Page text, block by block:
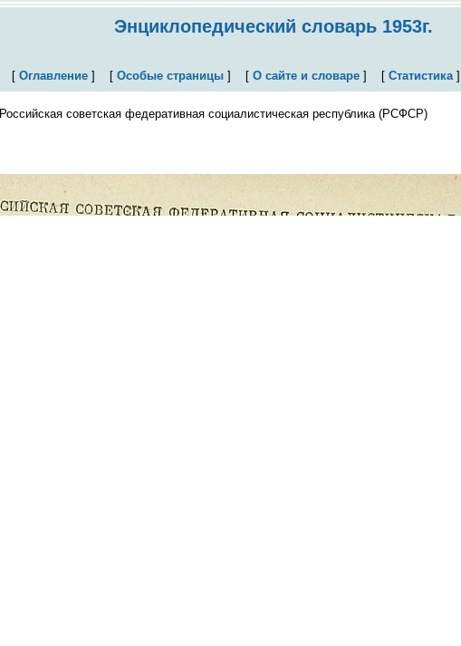
Энциклопедический словарь 1953г.
[ Оглавление] [ Особые страницы] [ О сайте и словаре] [ Статистика]
Российская советская федеративная социалистическая республика (РСФСР)